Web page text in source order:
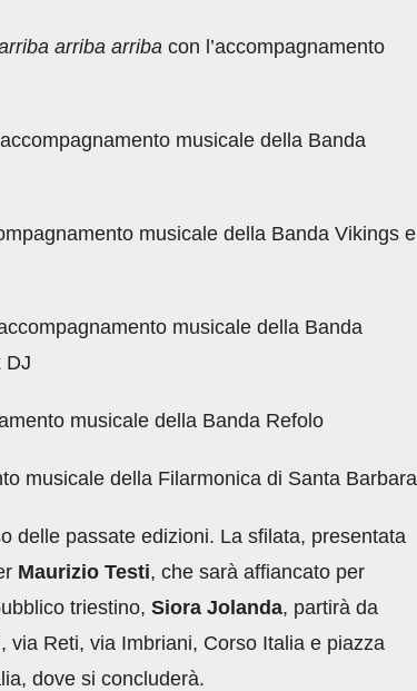
arriba arriba con l’accompagnamento
musicale della Banda
musicale della Banda Vikings e
musicale della Banda
DJ
musicale della Banda Refolo
musicale della Filarmonica di Santa Barbara
delle passate edizioni. La sfilata, presentata
Maurizio Testi, che sarà affiancato per
triestino, Siora Jolanda, partirà da
Reti, via Imbriani, Corso Italia e piazza
dove si concluderà.